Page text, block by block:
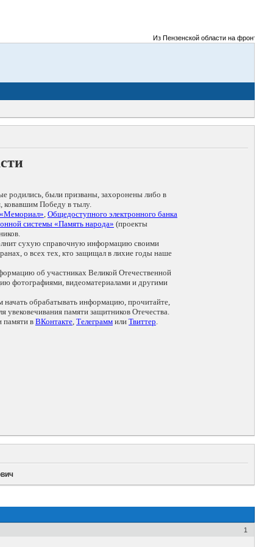
Из Пензенской области на фронты
родились, были призваны, захоронены либо в
ковавшим Победу в тылу.
, Общедоступного электронного банка
системы «Память народа» (проекты
сухую справочную информацию своими
о всех тех, кто защищал в лихие годы наше
об участниках Великой Отечественной
фотографиями, видеоматериалами и другими
начать обрабатывать информацию, прочитайте,
памяти защитников Отечества.
памяти в ВКонтакте, Телеграмм или Твиттер.
1